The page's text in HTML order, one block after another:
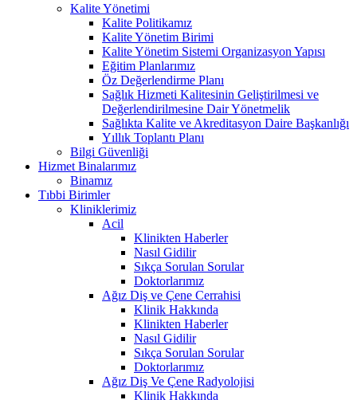
Kalite Yönetimi
Kalite Politikamız
Kalite Yönetim Birimi
Kalite Yönetim Sistemi Organizasyon Yapısı
Eğitim Planlarımız
Öz Değerlendirme Planı
Sağlık Hizmeti Kalitesinin Geliştirilmesi ve
Değerlendirilmesine Dair Yönetmelik
Sağlıkta Kalite ve Akreditasyon Daire Başkanlığı
Yıllık Toplantı Planı
Bilgi Güvenliği
Hizmet Binalarımız
Binamız
Tıbbi Birimler
Kliniklerimiz
Acil
Klinikten Haberler
Nasıl Gidilir
Sıkça Sorulan Sorular
Doktorlarımız
Ağız Diş ve Çene Cerrahisi
Klinik Hakkında
Klinikten Haberler
Nasıl Gidilir
Sıkça Sorulan Sorular
Doktorlarımız
Ağız Diş Ve Çene Radyolojisi
Klinik Hakkında